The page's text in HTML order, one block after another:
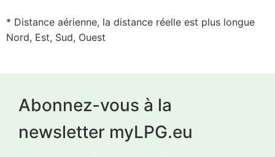
* Distance aérienne, la distance réelle est plus longue
Nord, Est, Sud, Ouest
Abonnez-vous à la
newsletter myLPG.eu